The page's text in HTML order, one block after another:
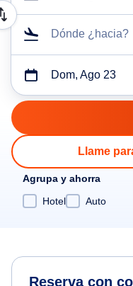
Dónde ¿hacia?
Dom, Ago 23
Llame
Agrupa y ahorra
Hotel
Auto
Reserva con